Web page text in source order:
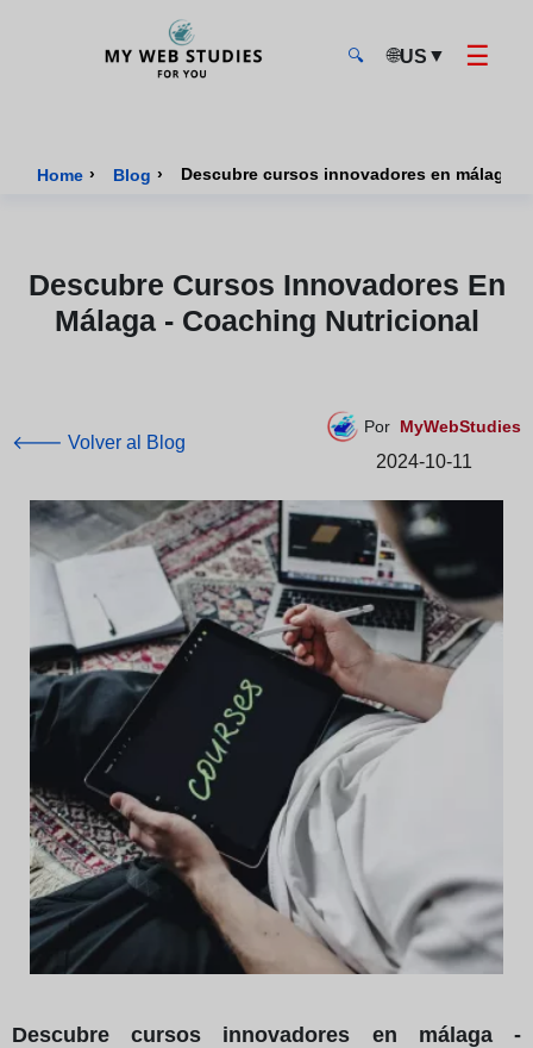
🔍 🌐US ▼ ☰
Home › Blog › Descubre cursos innovadores en málaga
Descubre Cursos Innovadores En
Málaga - Coaching Nutricional
🡐 Volver al Blog
Por MyWebStudies
2024-10-11
Descubre cursos innovadores en málaga -